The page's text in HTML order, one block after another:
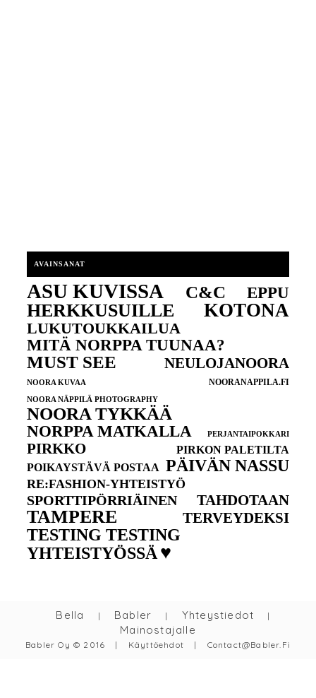
AVAINSANAT
ASU KUVISSA C&C EPPU
HERKKUSUILLE KOTONA
LUKUTOUKKAILUA
MITÄ NORPPA TUUNAA?
MUST SEE NEULOJANOORA
NOORA KUVAA NOORANAPPILA.FI
NOORA NÄPPILÄ PHOTOGRAPHY
NOORA TYKKÄÄ
NORPPA MATKALLA PERJANTAIPOKKARI
PIRKKO
PIRKON PALETILTA
POIKAYSTÄVÄ POSTAA PÄIVÄN NASSU
RE:FASHION-YHTEISTYÖ
SPORTTIPÖRRIÄINEN TAHDOTAAN
TAMPERE TERVEYDEKSI
TESTING TESTING
YHTEISTYÖSSÄ ♥
Bella | Babler | Yhteystiedot |
Mainostajalle
Babler Oy © 2016 | Käyttöehdot | Contact@babler.fi